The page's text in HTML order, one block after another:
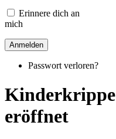
Erinnere dich an
mich
Passwort verloren?
eröffnet